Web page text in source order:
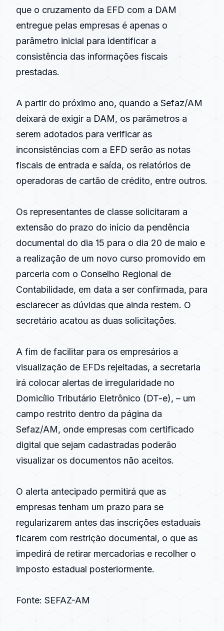
que o cruzamento da EFD com a DAM
entregue pelas empresas é apenas o
parâmetro inicial para identificar a
consistência das informações fiscais
prestadas.
A partir do próximo ano, quando a Sefaz/AM
deixará de exigir a DAM, os parâmetros a
serem adotados para verificar as
inconsistências com a EFD serão as notas
fiscais de entrada e saída, os relatórios de
operadoras de cartão de crédito, entre outros.
Os representantes de classe solicitaram a
extensão do prazo do início da pendência
documental do dia 15 para o dia 20 de maio e
a realização de um novo curso promovido em
parceria com o Conselho Regional de
Contabilidade, em data a ser confirmada, para
esclarecer as dúvidas que ainda restem. O
secretário acatou as duas solicitações.
A fim de facilitar para os empresários a
visualização de EFDs rejeitadas, a secretaria
irá colocar alertas de irregularidade no
Domicílio Tributário Eletrônico (DT-e), – um
campo restrito dentro da página da
Sefaz/AM, onde empresas com certificado
digital que sejam cadastradas poderão
visualizar os documentos não aceitos.
O alerta antecipado permitirá que as
empresas tenham um prazo para se
regularizarem antes das inscrições estaduais
ficarem com restrição documental, o que as
impedirá de retirar mercadorias e recolher o
imposto estadual posteriormente.
Fonte: SEFAZ-AM